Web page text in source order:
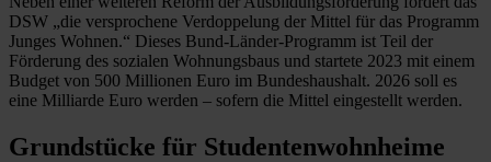
DSW „die versprochene Verdoppelung der Mittel für das Programm
Junges Wohnen.“ Dieses Bund-Länder-Programm ist Teil der
Förderung des sozialen Wohnungsbaus und startete 2023 mit einem
Budget von 500 Millionen Euro im Bundeshaushalt. 2026 soll es
eine Milliarde Euro werden – sofern die Mittel eingestellt werden.
Grundstücke für Studentenwohnheime